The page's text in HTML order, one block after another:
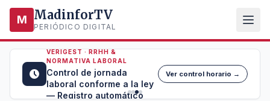
M MadinforTV
PERIÓDICO DIGITAL
VERIGEST · RRHH &
NORMATIVA LABORAL
Control de jornada
laboral conforme a la ley
— Registro automático
Ver control horario →